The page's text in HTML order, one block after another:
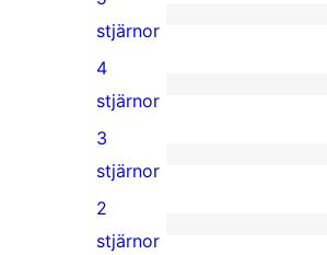
4
5-
stjärniga
recensioner
stjärnor
0
4-
stjärniga
recensioner
4
stjärnor
0
3-
stjärniga
3
stjärnor
0
2
stjärnor